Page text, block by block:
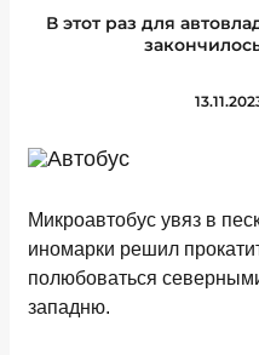
В этот раз для
Микроавтобус увяз в
иномарки решил
полюбоваться
западню.